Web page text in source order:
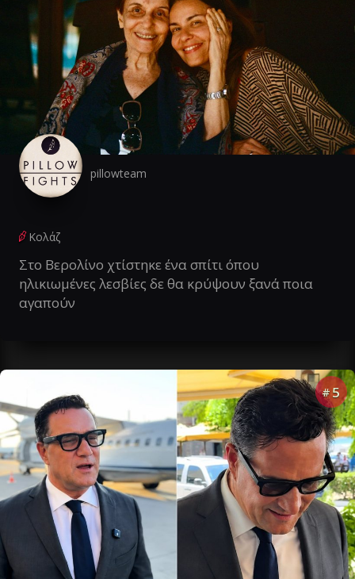
pillowteam
Κολάζ
Στο Βερολίνο χτίστηκε ένα σπίτι όπου
ηλικιωμένες λεσβίες δε θα κρύψουν ξανά ποια
αγαπούν
# 5